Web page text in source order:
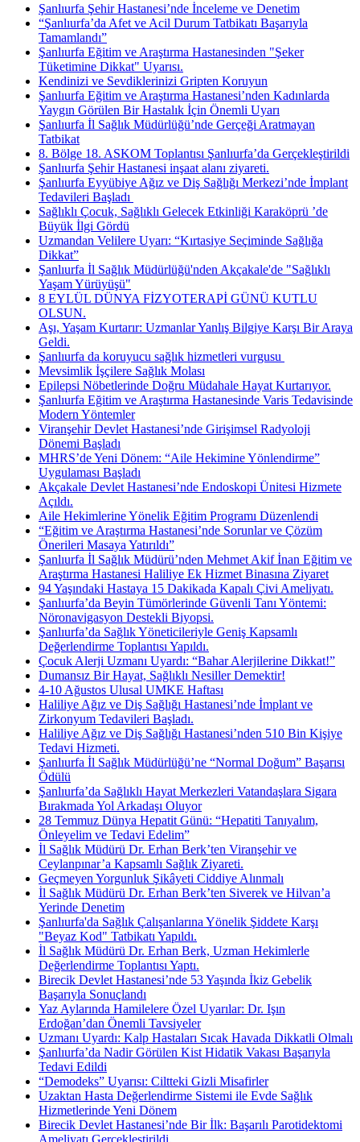
Şanlıurfa Şehir Hastanesi’nde İnceleme ve Denetim
“Şanlıurfa’da Afet ve Acil Durum Tatbikatı Başarıyla
Tamamlandı”
Şanlıurfa Eğitim ve Araştırma Hastanesinden "Şeker
Tüketimine Dikkat" Uyarısı.
Kendinizi ve Sevdiklerinizi Gripten Koruyun
Şanlıurfa Eğitim ve Araştırma Hastanesi’nden Kadınlarda
Yaygın Görülen Bir Hastalık İçin Önemli Uyarı
Şanlıurfa İl Sağlık Müdürlüğü’nde Gerçeği Aratmayan
Tatbikat
8. Bölge 18. ASKOM Toplantısı Şanlıurfa’da Gerçekleştirildi
Şanlıurfa Şehir Hastanesi inşaat alanı ziyareti.
Şanlıurfa Eyyübiye Ağız ve Diş Sağlığı Merkezi’nde İmplant
Tedavileri Başladı ​
Sağlıklı Çocuk, Sağlıklı Gelecek Etkinliği Karaköprü ’de
Büyük İlgi Gördü
Uzmandan Velilere Uyarı: “Kırtasiye Seçiminde Sağlığa
Dikkat”
Şanlıurfa İl Sağlık Müdürlüğü'nden Akçakale'de "Sağlıklı
Yaşam Yürüyüşü"
8 EYLÜL DÜNYA FİZYOTERAPİ GÜNÜ KUTLU
OLSUN.
Aşı, Yaşam Kurtarır: Uzmanlar Yanlış Bilgiye Karşı Bir Araya
Geldi.
Şanlıurfa da koruyucu sağlık hizmetleri vurgusu ​
Mevsimlik İşçilere Sağlık Molası
Epilepsi Nöbetlerinde Doğru Müdahale Hayat Kurtarıyor.
Şanlıurfa Eğitim ve Araştırma Hastanesinde Varis Tedavisinde
Modern Yöntemler
Viranşehir Devlet Hastanesi’nde Girişimsel Radyoloji
Dönemi Başladı
MHRS’de Yeni Dönem: “Aile Hekimine Yönlendirme”
Uygulaması Başladı
Akçakale Devlet Hastanesi’nde Endoskopi Ünitesi Hizmete
Açıldı.
Aile Hekimlerine Yönelik Eğitim Programı Düzenlendi
“Eğitim ve Araştırma Hastanesi’nde Sorunlar ve Çözüm
Önerileri Masaya Yatırıldı”
Şanlıurfa İl Sağlık Müdürü’nden Mehmet Akif İnan Eğitim ve
Araştırma Hastanesi Haliliye Ek Hizmet Binasına Ziyaret
94 Yaşındaki Hastaya 15 Dakikada Kapalı Çivi Ameliyatı.
Şanlıurfa’da Beyin Tümörlerinde Güvenli Tanı Yöntemi:
Nöronavigasyon Destekli Biyopsi.
Şanlıurfa’da Sağlık Yöneticileriyle Geniş Kapsamlı
Değerlendirme Toplantısı Yapıldı.
Çocuk Alerji Uzmanı Uyardı: “Bahar Alerjilerine Dikkat!”
Dumansız Bir Hayat, Sağlıklı Nesiller Demektir!
4-10 Ağustos Ulusal UMKE Haftası
Haliliye Ağız ve Diş Sağlığı Hastanesi’nde İmplant ve
Zirkonyum Tedavileri Başladı.
Haliliye Ağız ve Diş Sağlığı Hastanesi’nden 510 Bin Kişiye
Tedavi Hizmeti.
Şanlıurfa İl Sağlık Müdürlüğü’ne “Normal Doğum” Başarısı
Ödülü
Şanlıurfa’da Sağlıklı Hayat Merkezleri Vatandaşlara Sigara
Bırakmada Yol Arkadaşı Oluyor
28 Temmuz Dünya Hepatit Günü: “Hepatiti Tanıyalım,
Önleyelim ve Tedavi Edelim”
İl Sağlık Müdürü Dr. Erhan Berk’ten Viranşehir ve
Ceylanpınar’a Kapsamlı Sağlık Ziyareti.
Geçmeyen Yorgunluk Şikâyeti Ciddiye Alınmalı
İl Sağlık Müdürü Dr. Erhan Berk’ten Siverek ve Hilvan’a
Yerinde Denetim
Şanlıurfa'da Sağlık Çalışanlarına Yönelik Şiddete Karşı
"Beyaz Kod" Tatbikatı Yapıldı.
İl Sağlık Müdürü Dr. Erhan Berk, Uzman Hekimlerle
Değerlendirme Toplantısı Yaptı.
Birecik Devlet Hastanesi’nde 53 Yaşında İkiz Gebelik
Başarıyla Sonuçlandı
Yaz Aylarında Hamilelere Özel Uyarılar: Dr. Işın
Erdoğan’dan Önemli Tavsiyeler
Uzmanı Uyardı: Kalp Hastaları Sıcak Havada Dikkatli Olmalı
Şanlıurfa’da Nadir Görülen Kist Hidatik Vakası Başarıyla
Tedavi Edildi
“Demodeks” Uyarısı: Ciltteki Gizli Misafirler
Uzaktan Hasta Değerlendirme Sistemi ile Evde Sağlık
Hizmetlerinde Yeni Dönem
Birecik Devlet Hastanesi’nde Bir İlk: Başarılı Parotidektomi
Ameliyatı Gerçekleştirildi.